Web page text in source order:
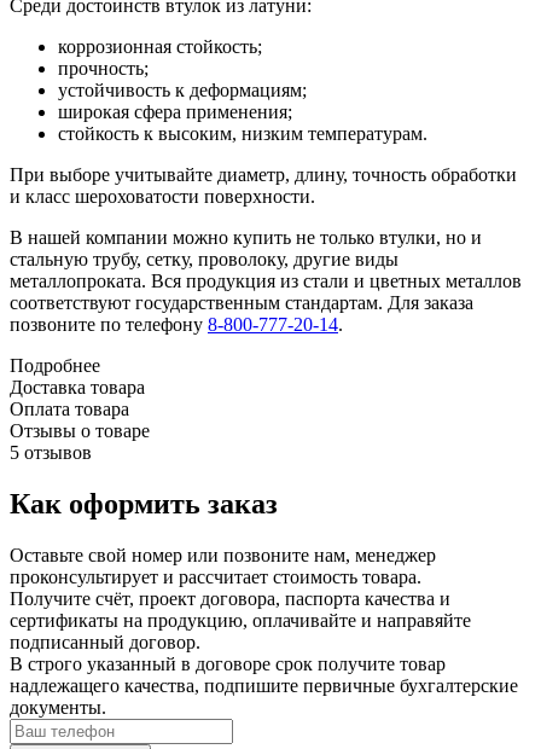
Среди достоинств втулок из латуни:
коррозионная стойкость;
прочность;
устойчивость к деформациям;
широкая сфера применения;
стойкость к высоким, низким температурам.
При выборе учитывайте диаметр, длину, точность обработки
и класс шероховатости поверхности.
В нашей компании можно купить не только втулки, но и
стальную трубу, сетку, проволоку, другие виды
металлопроката. Вся продукция из стали и цветных металлов
соответствуют государственным стандартам. Для заказа
позвоните по телефону 8-800-777-20-14.
Подробнее
Доставка товара
Оплата товара
Отзывы о товаре
5 отзывов
Как оформить заказ
Оставьте свой номер или позвоните нам, менеджер
проконсультирует и рассчитает стоимость товара.
Получите счёт, проект договора, паспорта качества и
сертификаты на продукцию, оплачивайте и направяйте
подписанный договор.
В строго указанный в договоре срок получите товар
надлежащего качества, подпишите первичные бухгалтерские
документы.